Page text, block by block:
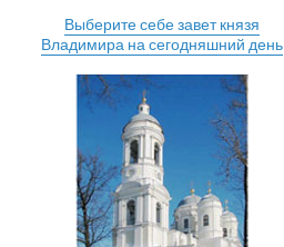
Выберите себе завет князя
Владимира на сегодняшний день